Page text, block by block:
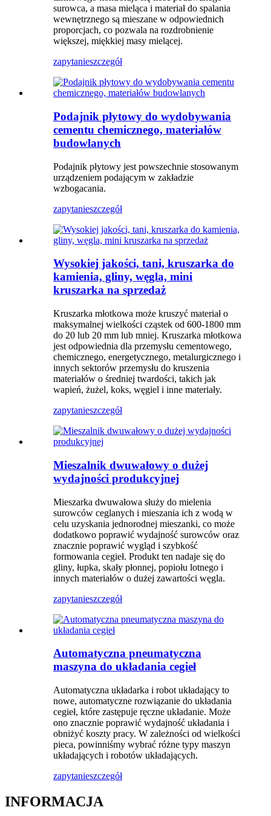
surowca, a masa mieląca i materiał do spalania
wewnętrznego są mieszane w odpowiednich
proporcjach, co pozwala na rozdrobnienie
większej, miękkiej masy mielącej.
zapytanieszczegół
Podajnik płytowy do wydobywania
cementu chemicznego, materiałów
budowlanych
Podajnik płytowy jest powszechnie stosowanym
urządzeniem podającym w zakładzie
wzbogacania.
zapytanieszczegół
Wysokiej jakości, tani, kruszarka do
kamienia, gliny, węgla, mini
kruszarka na sprzedaż
Kruszarka młotkowa może kruszyć materiał o
maksymalnej wielkości cząstek od 600-1800 mm
do 20 lub 20 mm lub mniej. Kruszarka młotkowa
jest odpowiednia dla przemysłu cementowego,
chemicznego, energetycznego, metalurgicznego i
innych sektorów przemysłu do kruszenia
materiałów o średniej twardości, takich jak
wapień, żużel, koks, węgiel i inne materiały.
zapytanieszczegół
Mieszalnik dwuwałowy o dużej
wydajności produkcyjnej
Mieszarka dwuwałowa służy do mielenia
surowców ceglanych i mieszania ich z wodą w
celu uzyskania jednorodnej mieszanki, co może
dodatkowo poprawić wydajność surowców oraz
znacznie poprawić wygląd i szybkość
formowania cegieł. Produkt ten nadaje się do
gliny, łupka, skały płonnej, popiołu lotnego i
innych materiałów o dużej zawartości węgla.
zapytanieszczegół
Automatyczna pneumatyczna
maszyna do układania cegieł
Automatyczna układarka i robot układający to
nowe, automatyczne rozwiązanie do układania
cegieł, które zastępuje ręczne układanie. Może
ono znacznie poprawić wydajność układania i
obniżyć koszty pracy. W zależności od wielkości
pieca, powinniśmy wybrać różne typy maszyn
układających i robotów układających.
zapytanieszczegół
INFORMACJA